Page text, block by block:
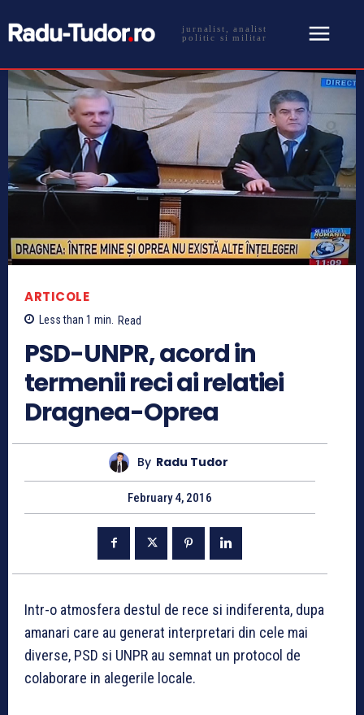
jurnalist, analist
politic si militar
ARTICOLE
Less than 1 min. Read
PSD-UNPR, acord in
termenii reci ai relatiei
Dragnea-Oprea
By Radu Tudor
February 4, 2016
Intr-o atmosfera destul de rece si indiferenta, dupa
amanari care au generat interpretari din cele mai
diverse, PSD si UNPR au semnat un protocol de
colaborare in alegerile locale.